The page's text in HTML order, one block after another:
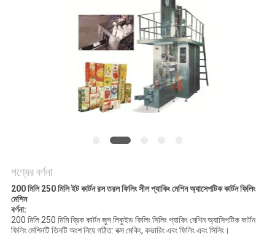
POLICY
পণ্যের বর্ণনা
200 মিলি 250 মিলি ইট কার্টন রস তরল ফিলিং সীল প্যাকিং মেশিন অ্যাসেপটিক কার্টন ফিলিং
মেশিন
বর্ণনা:
200 মিলি 250 মিমি ব্রিক কার্টন জুস লিকুইড ফিলিং সিলিং প্যাকিং মেশিন অ্যাসিপটিক কার্টন
ফিলিং মেশিনটি তিনটি অংশ নিয়ে গঠিত: বক্স মেকিং, কভারিং এবং ফিলিং এবং সিলিং।